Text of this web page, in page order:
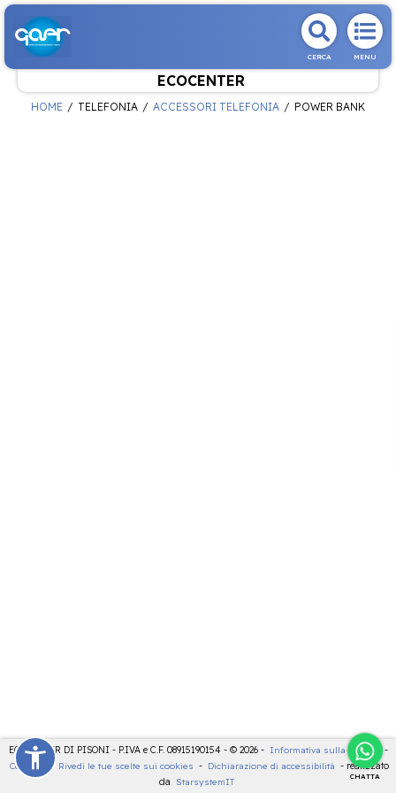
CERCA MENU
ECOCENTER
CHATTA
HOME TELEFONIA ACCESSORI TELEFONIA POWER BANK
ECOCENTER DI PISONI - P.IVA e C.F. 08915190154 - © 2026 - Informativa sulla privacy
-
Cookies
- Rivedi le tue scelte sui cookies - Dichiarazione di accessibilità - realizzato
da
StarsystemIT